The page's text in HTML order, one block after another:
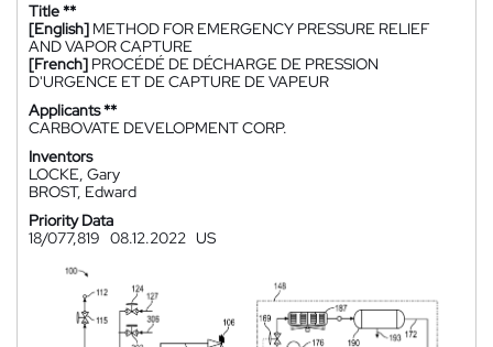
Title **
[English] METHOD FOR EMERGENCY PRESSURE RELIEF
AND VAPOR CAPTURE
[French] PROCÉDÉ DE DÉCHARGE DE PRESSION
D'URGENCE ET DE CAPTURE DE VAPEUR
Applicants **
CARBOVATE DEVELOPMENT CORP.
Inventors
LOCKE, Gary
BROST, Edward
Priority Data
18/077,819 08.12.2022 US